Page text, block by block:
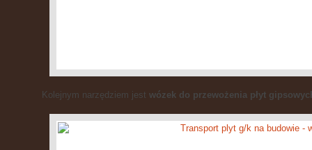
Kolejnym narzędziem jest wózek do przewożenia płyt